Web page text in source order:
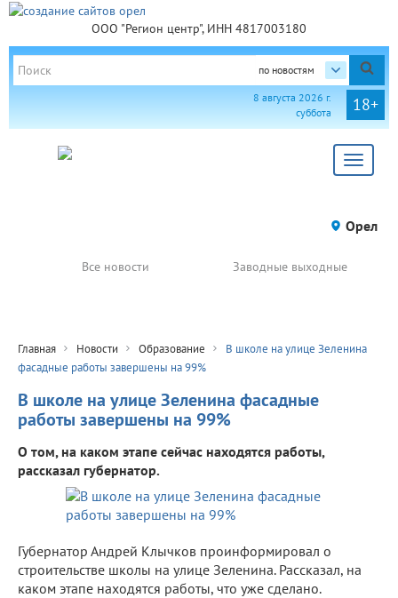
ООО "Регион центр", ИНН 4817003180
по новостям
18+
8 августа 2026 г.
суббота
Toggle
Орел
Все новости Заводные выходные
Главная Новости Образование
В школе на улице Зеленина
фасадные работы завершены на 99%
В школе на улице Зеленина фасадные
работы завершены на 99%
О том, на каком этапе сейчас находятся работы,
рассказал губернатор.
Губернатор Андрей Клычков проинформировал о
строительстве школы на улице Зеленина. Рассказал, на
каком этапе находятся работы, что уже сделано.